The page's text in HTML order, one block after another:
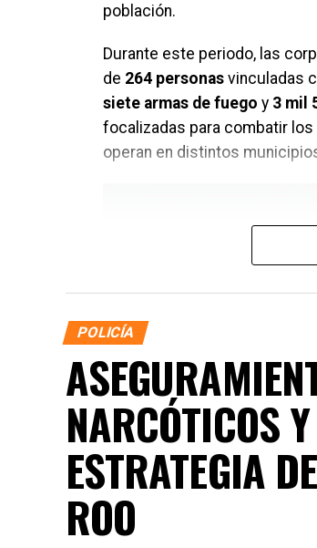
población.
Durante este periodo, las
de 264 personas vinculadas
siete armas de fuego y 3 mil
focalizadas para combatir
operan en distintos
POLICÍA
NARCÓTICOS
ESTRATEGIA
ROO